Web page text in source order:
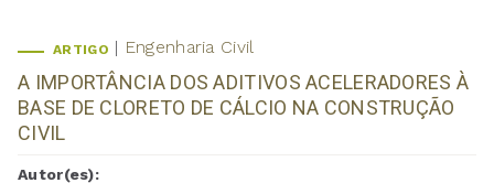
ARTIGO Engenharia Civil
A IMPORTÂNCIA DOS ADITIVOS ACELERADORES À
BASE DE CLORETO DE CÁLCIO NA CONSTRUÇÃO
CIVIL
Autor(es):